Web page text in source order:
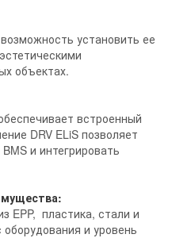
установить ее
объектах.
встроенный
DRV ELiS позволяет
и интегрировать
EPP, пластика, стали и
и уровень